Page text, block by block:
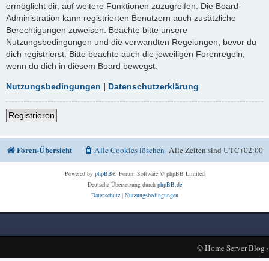
ermöglicht dir, auf weitere Funktionen zuzugreifen. Die Board-
Administration kann registrierten Benutzern auch zusätzliche
Berechtigungen zuweisen. Beachte bitte unsere
Nutzungsbedingungen und die verwandten Regelungen, bevor du
dich registrierst. Bitte beachte auch die jeweiligen Forenregeln,
wenn du dich in diesem Board bewegst.
Nutzungsbedingungen | Datenschutzerklärung
Registrieren
Foren-Übersicht Alle Zeiten sindUTC+02:00
Alle Cookies löschen
Powered by phpBB® Forum Software © phpBB Limited
Deutsche Übersetzung durch phpBB.de
Datenschutz| Nutzungsbedingungen
©Home Server Blog